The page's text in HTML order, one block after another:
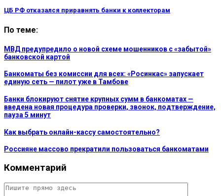
ЦБ РФ отказался приравнять банки к коллекторам
По теме:
МВД предупредило о новой схеме мошенников с «забытой»
банковской картой
Банкоматы без комиссии для всех: «Росинкас» запускает
единую сеть — пилот уже в Тамбове
Банки блокируют снятие крупных сумм в банкоматах —
введена новая процедура проверки, звонок, подтверждение,
пауза 5 минут
Как выбрать онлайн-кассу самостоятельно?
Россияне массово прекратили пользоваться банкоматами
Комментарий